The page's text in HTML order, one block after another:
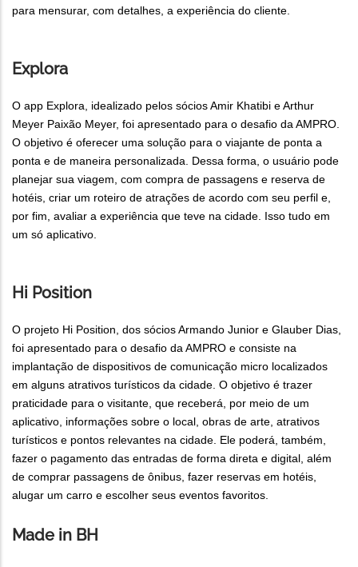
para mensurar, com detalhes, a experiência do cliente.
Explora
O app Explora, idealizado pelos sócios Amir Khatibi e Arthur
Meyer Paixão Meyer, foi apresentado para o desafio da AMPRO.
O objetivo é oferecer uma solução para o viajante de ponta a
ponta e de maneira personalizada. Dessa forma, o usuário pode
planejar sua viagem, com compra de passagens e reserva de
hotéis, criar um roteiro de atrações de acordo com seu perfil e,
por fim, avaliar a experiência que teve na cidade. Isso tudo em
um só aplicativo.
Hi Position
O projeto Hi Position, dos sócios Armando Junior e Glauber Dias,
foi apresentado para o desafio da AMPRO e consiste na
implantação de dispositivos de comunicação micro localizados
em alguns atrativos turísticos da cidade. O objetivo é trazer
praticidade para o visitante, que receberá, por meio de um
aplicativo, informações sobre o local, obras de arte, atrativos
turísticos e pontos relevantes na cidade. Ele poderá, também,
fazer o pagamento das entradas de forma direta e digital, além
de comprar passagens de ônibus, fazer reservas em hotéis,
alugar um carro e escolher seus eventos favoritos.
Made in BH